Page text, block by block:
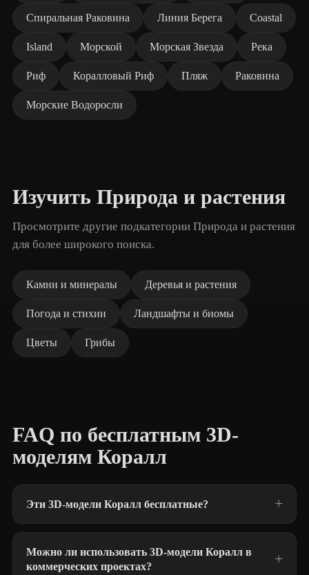
Спиральная Раковина Линия Берега Coastal
Island Морской Морская Звезда Река
Риф Коралловый Риф Пляж Раковина
Морские Водоросли
Изучить Природа и растения
Просмотрите другие подкатегории Природа и растения
для более широкого поиска.
Камни и минералы Деревья и растения
Погода и стихии Ландшафты и биомы
Цветы Грибы
FAQ по бесплатным 3D-
моделям Коралл
Эти 3D-модели Коралл бесплатные?
Можно ли использовать 3D-модели Коралл в
коммерческих проектах?